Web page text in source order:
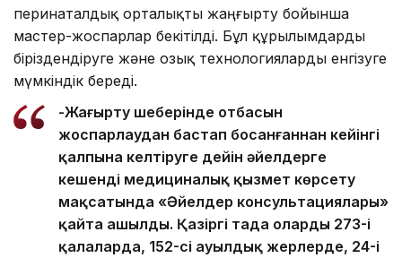
перинаталдық орталықты жаңғырту бойынша
мастер-жоспарлар бекітілді. Бұл құрылымдарды
біріздендіруге және озық технологияларды енгізуге
мүмкіндік береді.
-Жаңғырту шеңберінде отбасын
жоспарлаудан бастап босанғаннан кейінгі
қалпына келтіруге дейін әйелдерге
кешенді медициналық қызмет көрсету
мақсатында «Әйелдер консультациялары»
қайта ашылды. Қазіргі таңда олардың 273-і
қалаларда, 152-сі ауылдық жерлерде, 24-і